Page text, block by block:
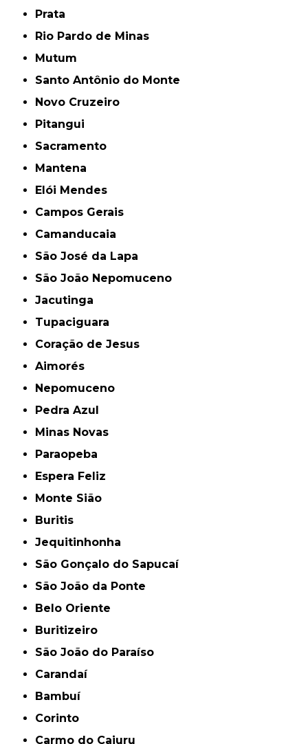
Prata
Rio Pardo de Minas
Mutum
Santo Antônio do Monte
Novo Cruzeiro
Pitangui
Sacramento
Mantena
Elói Mendes
Campos Gerais
Camanducaia
São José da Lapa
São João Nepomuceno
Jacutinga
Tupaciguara
Coração de Jesus
Aimorés
Nepomuceno
Pedra Azul
Minas Novas
Paraopeba
Espera Feliz
Monte Sião
Buritis
Jequitinhonha
São Gonçalo do Sapucaí
São João da Ponte
Belo Oriente
Buritizeiro
São João do Paraíso
Carandaí
Bambuí
Corinto
Carmo do Cajuru